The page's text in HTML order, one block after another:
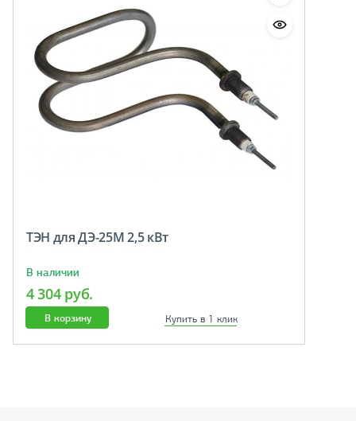
ТЭН для ДЭ-25М 2,5 кВт
В наличии
4 304 руб.
В корзину Купить в 1 клик